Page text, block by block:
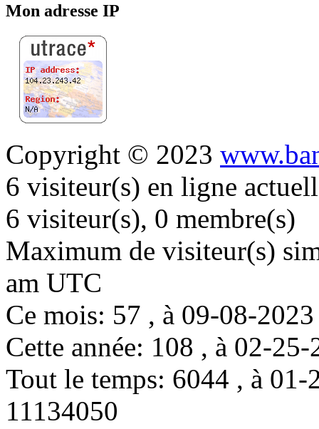
Mon adresse IP
Copyright © 2023
6 visiteur(s) en ligne
6 visiteur(s), 0 membre(s)
Maximum de visiteur(s)
am UTC
Ce mois: 57 , à 09-08-
Cette année: 108 , à 02-
Tout le temps: 6044 , à
11134050